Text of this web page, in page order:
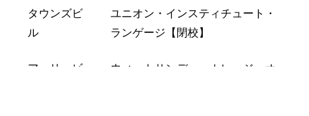
タウンズビ
ル
ユニオン・インスティチュート・
ランゲージ【閉校】
アーリービ
ウィットサンデー・カレッジ・オ